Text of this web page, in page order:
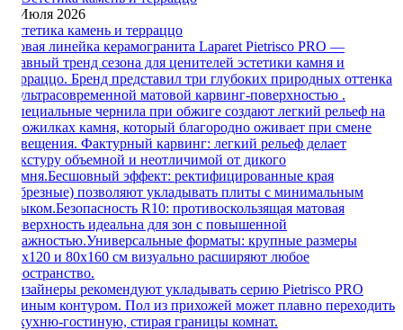
3 Июля 2026
Эстетика камень и терраццо
Новая линейка керамогранита Laparet Pietrisco PRO —
главный тренд сезона для ценителей эстетики камня и
терраццо. Бренд представил три глубоких природных оттенка
с ультрасовременной матовой карвинг-поверхностью .
Специальные чернила при обжиге создают легкий рельеф на
прожилках камня, который благородно оживает при смене
освещения. Фактурный карвинг: легкий рельеф делает
текстуру объемной и неотличимой от дикого
камня.Бесшовный эффект: ректифицированные края
(обрезные) позволяют укладывать плиты с минимальным
стыком.Безопасность R10: противоскользящая матовая
поверхность идеальна для зон с повышенной
влажностью.Универсальные форматы: крупные размеры
60x120 и 80x160 см визуально расширяют любое
пространство.
Дизайнеры рекомендуют укладывать серию Pietrisco PRO
единым контуром. Пол из прихожей может плавно переходить
в кухню-гостиную, стирая границы комнат.